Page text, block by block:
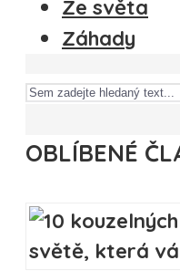
Ze světa
Záhady
OBLÍBENÉ